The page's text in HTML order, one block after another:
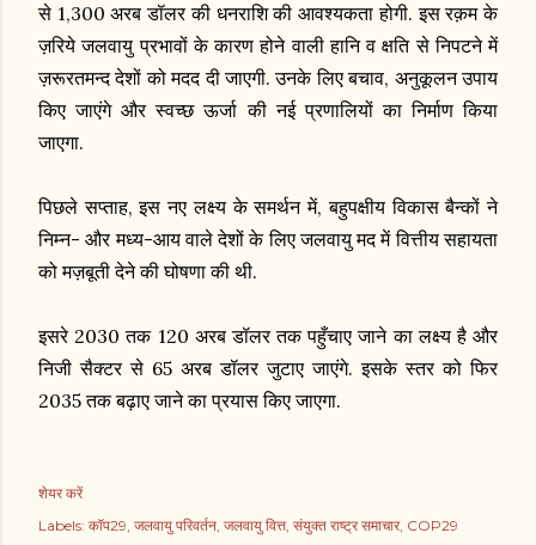
से 1,300 अरब डॉलर की धनराशि की आवश्यकता होगी. इस रक़म के
ज़रिये जलवायु प्रभावों के कारण होने वाली हानि व क्षति से निपटने में
ज़रूरतमन्द देशों को मदद दी जाएगी. उनके लिए बचाव, अनुकूलन उपाय
किए जाएंगे और स्वच्छ ऊर्जा की नई प्रणालियों का निर्माण किया
जाएगा.
पिछले सप्ताह, इस नए लक्ष्य के समर्थन में, बहुपक्षीय विकास बैन्कों ने
निम्न- और मध्य-आय वाले देशों के लिए जलवायु मद में वित्तीय सहायता
को मज़बूती देने की घोषणा की थी.
इसरे 2030 तक 120 अरब डॉलर तक पहुँचाए जाने का लक्ष्य है और
निजी सैक्टर से 65 अरब डॉलर जुटाए जाएंगे. इसके स्तर को फिर
2035 तक बढ़ाए जाने का प्रयास किए जाएगा.
शेयर करें
Labels: कॉप29 जलवायु परिवर्तन जलवायु वित्त संयुक्त राष्ट्र समाचार COP29